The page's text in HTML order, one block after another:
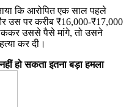
कि आरोपित एक साल पहले
उस पर करीब ₹16,000-₹17,000
उससे पैसे मांगे, तो उसने
कर दी।
हो सकता इतना बड़ा हमला